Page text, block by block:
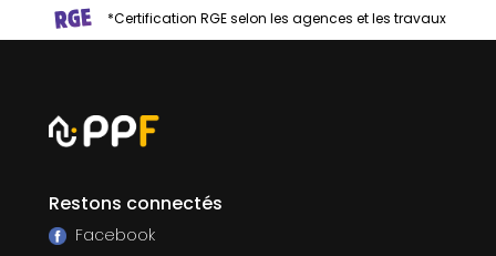
*Certification RGE selon les agences et les travaux
Restons connectés
Facebook